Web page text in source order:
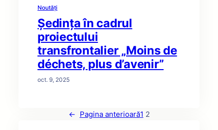
Noutăți
Ședința în cadrul
proiectului
transfrontalier „Moins de
déchets, plus d’avenir”
oct. 9, 2025
← Pagina anterioară1 2